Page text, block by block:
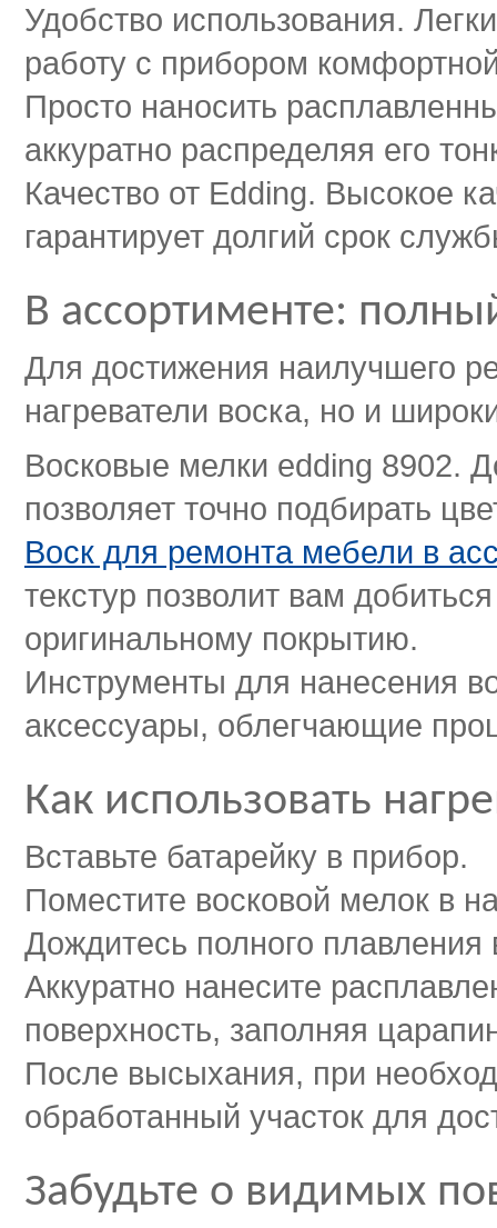
Удобство использования.
работу с прибором
Просто наносить
аккуратно распределяя его
Качество от Edding. Высокое
гарантирует долгий срок
В ассортименте:
Для достижения наилучшего
нагреватели воска, но и
Восковые мелки edding 8902.
позволяет точно подбирать
Воск для ремонта мебели в
текстур позволит вам
оригинальному покрытию.
Инструменты для нанесения
аксессуары, облегчающие
Как использовать
Вставьте батарейку в прибор.
Поместите восковой мелок в
Дождитесь полного плавления
Аккуратно нанесите
поверхность, заполняя
После высыхания, при
обработанный участок для
Забудьте о видимых